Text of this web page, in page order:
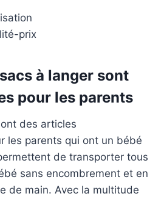
prix
à langer sont
pour les parents
des articles
les parents qui ont un bébé
de transporter tous
sans encombrement et en
de main. Avec la multitude